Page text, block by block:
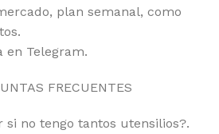
plan semanal, como
en Telegram.
FRECUENTES
si no tengo tantos utensilios?.